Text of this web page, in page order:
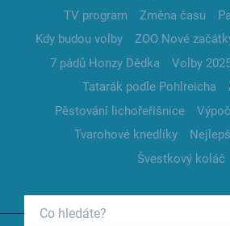
TV program
Změna času
Kdy budou volby
ZOO Nové
7 pádů Honzy Dědka
Volby
Tatarák podle Pohlreicha
Pěstování lichořeřišnice
Tvarohové knedlíky
Švestkový koláč